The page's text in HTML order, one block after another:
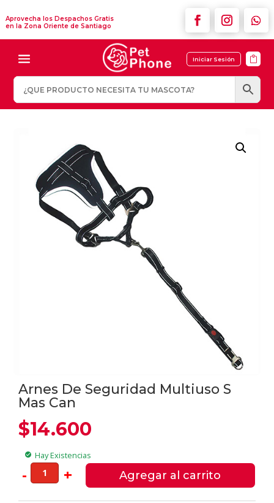
Aprovecha los Despachos Gratis
en la Zona Oriente de Santiago
Iniciar Sesión 
Arnes De Seguridad Multiuso S
Mas Can
$14.600
check_circle Hay Existencias
- Arnes
De
+ Agregar al carrito